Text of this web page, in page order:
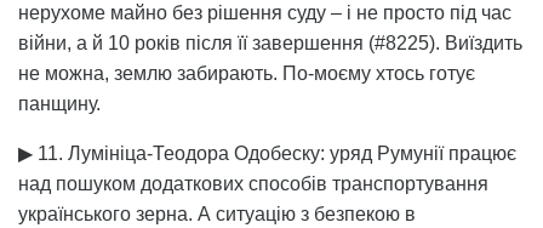
нерухоме майно без рішення суду – і не просто під час
війни, а й 10 років після її завершення (#8225). Виїздить
не можна, землю забирають. По-моєму хтось готує
панщину.
▶ 11. Лумініца-Теодора Одобеску: уряд Румунії працює
над пошуком додаткових способів транспортування
українського зерна. А ситуацію з безпекою в